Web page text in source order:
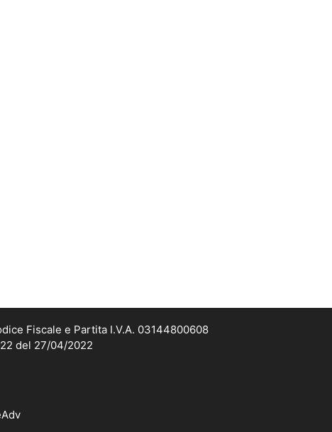
Fiscale e Partita I.V.A. 03144800608
del 27/04/2022